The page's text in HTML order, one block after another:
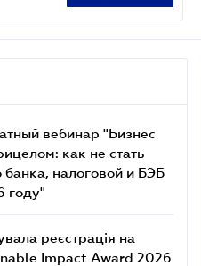
вебинар "Бизнес
как не стать
банка, налоговой и БЭБ
году"
реєстрація на
Impact Award 2026